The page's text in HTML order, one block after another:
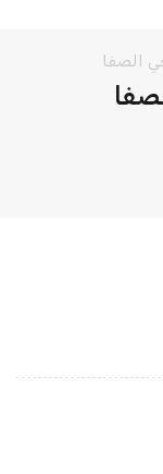
الصفا